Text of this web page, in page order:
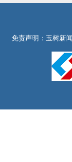
免责声明：玉树新